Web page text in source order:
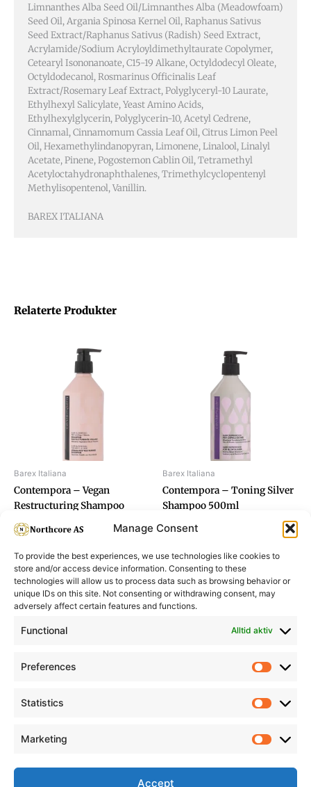
Manage Consent
To provide the best experiences, we use technologies like cookies to
store and/or access device information. Consenting to these
technologies will allow us to process data such as browsing behavior or
unique IDs on this site. Not consenting or withdrawing consent, may
adversely affect certain features and functions.
Functional Alltid aktiv
Preferences
Statistics
Marketing
Accept
Relaterte Produkter
Barex Italiana
Contempora – Vegan
Restructuring Shampoo
500ml
Barex Italiana
Contempora – Toning Silver
Shampoo 500ml
Limnanthes Alba Seed Oil/Limnanthes Alba (Meadowfoam)
Seed Oil, Argania Spinosa Kernel Oil, Raphanus Sativus
Seed Extract/Raphanus Sativus (Radish) Seed Extract,
Acrylamide/Sodium Acryloyldimethyltaurate Copolymer,
Cetearyl Isononanoate, C15-19 Alkane, Octyldodecyl Oleate,
Octyldodecanol, Rosmarinus Officinalis Leaf
Extract/Rosemary Leaf Extract, Polyglyceryl-10 Laurate,
Ethylhexyl Salicylate, Yeast Amino Acids,
Ethylhexylglycerin, Polyglycerin-10, Acetyl Cedrene,
Cinnamal, Cinnamomum Cassia Leaf Oil, Citrus Limon Peel
Oil, Hexamethylindanopyran, Limonene, Linalool, Linalyl
Acetate, Pinene, Pogostemon Cablin Oil, Tetramethyl
Acetyloctahydronaphthalenes, Trimethylcyclopentenyl
Methylisopentenol, Vanillin.
BAREX ITALIANA
Informasjon